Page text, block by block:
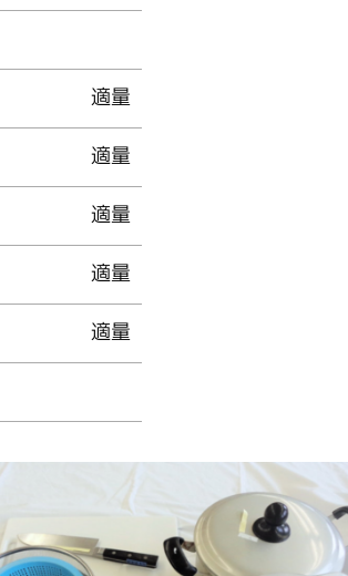
適量
適量
適量
適量
適量